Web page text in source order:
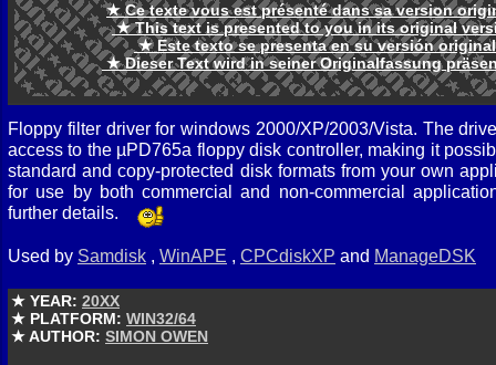
★ Ce texte vous est présenté dans sa version
★ This text is presented to you in its original
★ Este texto se presenta en su versión
★ Dieser Text wird in seiner Originalfassung
Floppy filter driver for windows 2000/XP/2003/Vista. The
access to the µPD765a floppy disk controller, making it
standard and copy-protected disk formats from your own
for use by both commercial and non-commercial
further details.
Used by Samdisk , WinAPE , CPCdiskXP and ManageDSK
★ YEAR: 20XX
★ PLATFORM: WIN32/64
★ AUTHOR: SIMON OWEN